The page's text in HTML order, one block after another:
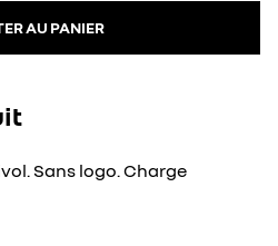
AU PANIER
Sans logo. Charge